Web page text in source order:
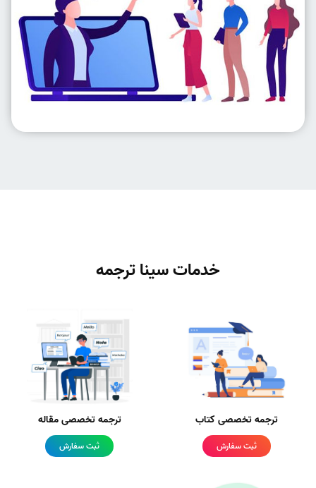
خدمات سینا ترجمه
ترجمه تخصصی کتاب
ثبت سفارش
ترجمه تخصصی مقاله
ثبت سفارش